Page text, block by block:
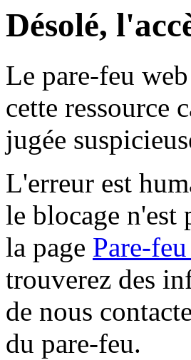
Désolé,
Le pare-feu
cette ressource
jugée
L'erreur est
le blocage n'est
la page Pare-
trouverez des
de nous
du pare-feu.